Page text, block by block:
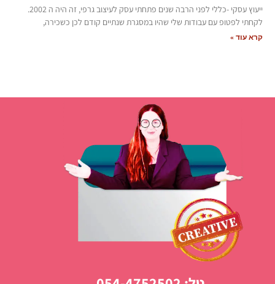
ייעוץ עסקי -כללי לפני הרבה שנים פתחתי עסק לעיצוב גרפי, זה היה ה 2002.
לקחתי לפטופ עם עבודות שלי שהיו במסגרת שנתיים קודם לכן כשכירה,
קרא עוד »